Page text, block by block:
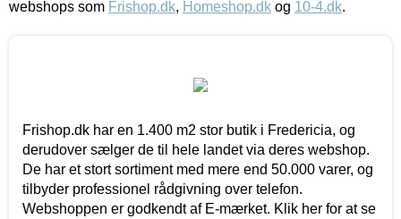
webshops som Frishop.dk, Homeshop.dk og 10-4.dk.
Frishop.dk har en 1.400 m2 stor butik i Fredericia, og
derudover sælger de til hele landet via deres webshop.
De har et stort sortiment med mere end 50.000 varer, og
tilbyder professionel rådgivning over telefon.
Webshoppen er godkendt af E-mærket. Klik her for at se